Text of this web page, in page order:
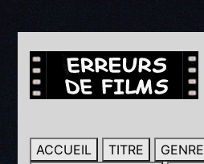
ACCUEIL TITRE GENRE